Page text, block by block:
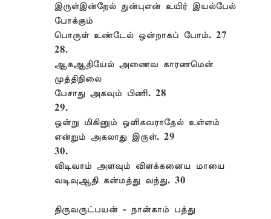
இருள்இன்றேல் துன்புஎன் உயிர் இயல்பேல்
போக்கும்
பொருள் உண்டேல் ஒன்றாகப் போம். 27
28.
ஆசுஆதியேல் அணைவ காரணமென்
முத்திநிலை
பேசாது அகவும் பிணி. 28
29.
ஒன்று மிகினும் ஒளிகவராதேல் உள்ளம்
என்றும் அகலாது இருள். 29
30.
விடிவாம் அளவும் விளக்கனைய மாயை
வடிவுஆதி கன்மத்து வந்து. 30
திருவருட்பயன் - நான்காம் பத்து